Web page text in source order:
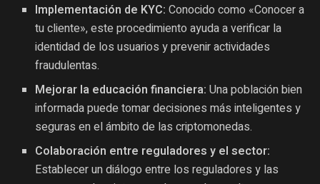
Implementación de KYC: Conocido como «Conocer a
tu cliente», este procedimiento ayuda a verificar la
identidad de los usuarios y prevenir actividades
fraudulentas.
Mejorar la educación financiera: Una población bien
informada puede tomar decisiones más inteligentes y
seguras en el ámbito de las criptomonedas.
Colaboración entre reguladores y el sector:
Establecer un diálogo entre los reguladores y las